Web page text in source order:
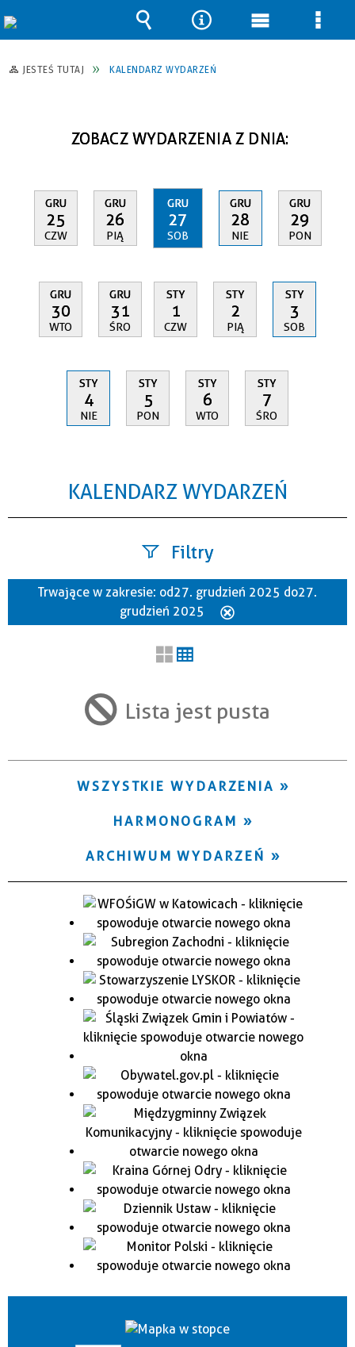
JESTEŚ TUTAJ KALENDARZ WYDARZEŃ
ZOBACZ WYDARZENIA Z DNIA:
GRU
25
CZW
GRU
26
PIĄ
GRU
27
SOB
GRU
28
NIE
GRU
29
PON
GRU
30
WTO
GRU
31
ŚRO
STY
1
CZW
STY
2
PIĄ
STY
3
SOB
STY
4
NIE
STY
5
PON
STY
6
WTO
STY
7
ŚRO
KALENDARZ WYDARZEŃ
Filtry
Szukana fraza
Trwające w zakresie
Trwające w zakresie: od 27. grudzień 2025 do 27.
grudzień 2025
Lista jest pusta
WSZYSTKIE WYDARZENIA
HARMONOGRAM
ARCHIWUM WYDARZEŃ
Wyszukiwarka
Narzędzia
Menu Menu